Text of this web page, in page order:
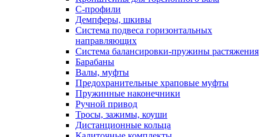
С-профили
Демпферы, шкивы
Система подвеса горизонтальных
направляющих
Система балансировки-пружины растяжения
Барабаны
Валы, муфты
Предохранительные храповые муфты
Пружинные наконечники
Ручной привод
Тросы, зажимы, коуши
Дистанционные кольца